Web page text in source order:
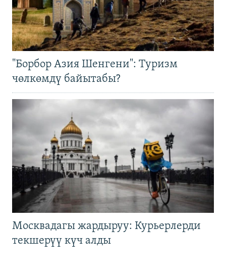
"Борбор Азия Шенгени": Туризм
чөлкөмдү байытабы?
Москвадагы жардыруу: Курьерлерди
текшерүү күч алды